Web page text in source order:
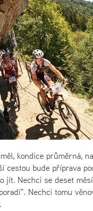
kondice průměrná,
cestou bude příprava
jít. Nechci se deset
Nechci tomu